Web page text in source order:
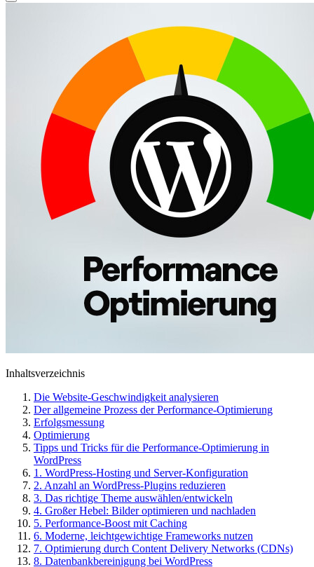
Inhaltsverzeichnis
Die Website-Geschwindigkeit analysieren
Der allgemeine Prozess der Performance-Optimierung
Erfolgsmessung
Optimierung
Tipps und Tricks für die Performance-Optimierung in
WordPress
1. WordPress-Hosting und Server-Konfiguration
2. Anzahl an WordPress-Plugins reduzieren
3. Das richtige Theme auswählen/entwickeln
4. Großer Hebel: Bilder optimieren und nachladen
5. Performance-Boost mit Caching
6. Moderne, leichtgewichtige Frameworks nutzen
7. Optimierung durch Content Delivery Networks (CDNs)
8. Datenbankbereinigung bei WordPress